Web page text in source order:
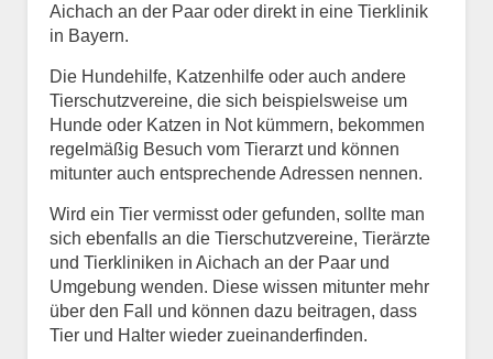
Aichach an der Paar oder direkt in eine Tierklinik
in Bayern.
Die Hundehilfe, Katzenhilfe oder auch andere
Tierschutzvereine, die sich beispielsweise um
Hunde oder Katzen in Not kümmern, bekommen
regelmäßig Besuch vom Tierarzt und können
mitunter auch entsprechende Adressen nennen.
Wird ein Tier vermisst oder gefunden, sollte man
sich ebenfalls an die Tierschutzvereine, Tierärzte
und Tierkliniken in Aichach an der Paar und
Umgebung wenden. Diese wissen mitunter mehr
über den Fall und können dazu beitragen, dass
Tier und Halter wieder zueinanderfinden.